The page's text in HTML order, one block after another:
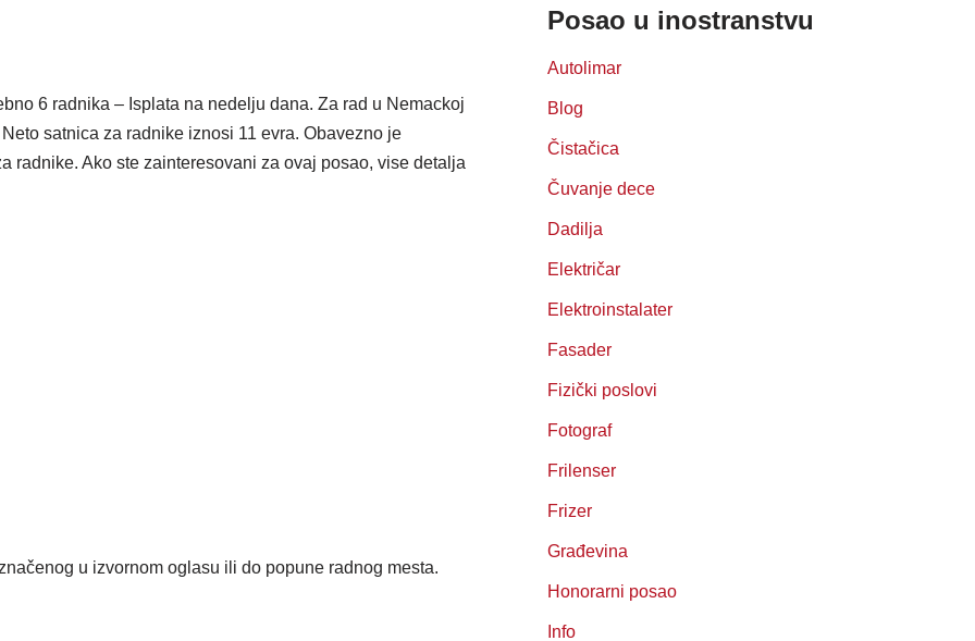
6 radnika – Isplata na nedelju dana. Za rad u Nemackoj
satnica za radnike iznosi 11 evra. Obavezno je
radnike. Ako ste zainteresovani za ovaj posao, vise detalja
u izvornom oglasu ili do popune radnog mesta.
Posao u inostranstvu
Autolimar
Blog
Čistačica
Čuvanje dece
Dadilja
Električar
Elektroinstalater
Fasader
Fizički poslovi
Fotograf
Frilenser
Frizer
Građevina
Honorarni posao
Info